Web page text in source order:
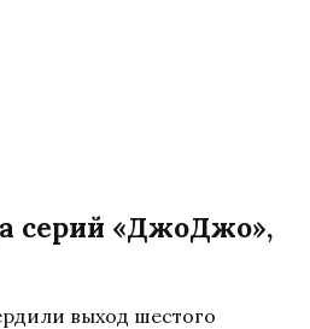
серий «ДжоДжо»,
выход шестого